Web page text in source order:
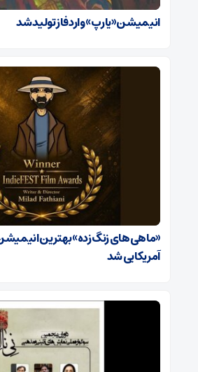
انیمیشن «یارپ» وارد فاز تولید شد
«ماهی‌های زنگ‌زده» بهترین
آمریکایی شد